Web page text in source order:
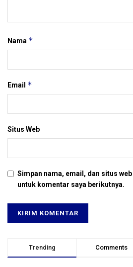
Nama *
Email *
Situs Web
Simpan nama, email, dan situs
untuk komentar saya berikutnya.
Trending Comments